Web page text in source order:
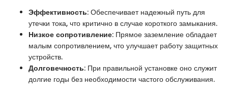
Эффективность: Обеспечивает надежный путь для
утечки тока, что критично в случае короткого замыкания.
Низкое сопротивление: Прямое заземление обладает
малым сопротивлением, что улучшает работу защитных
устройств.
Долговечность: При правильной установке оно служит
долгие годы без необходимости частого обслуживания.